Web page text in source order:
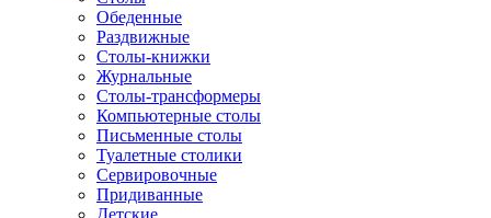
Обеденные
Раздвижные
Столы-книжки
Журнальные
Столы-трансформеры
Компьютерные столы
Письменные столы
Туалетные столики
Сервировочные
Придиванные